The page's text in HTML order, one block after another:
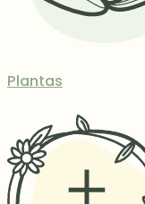
Plantas